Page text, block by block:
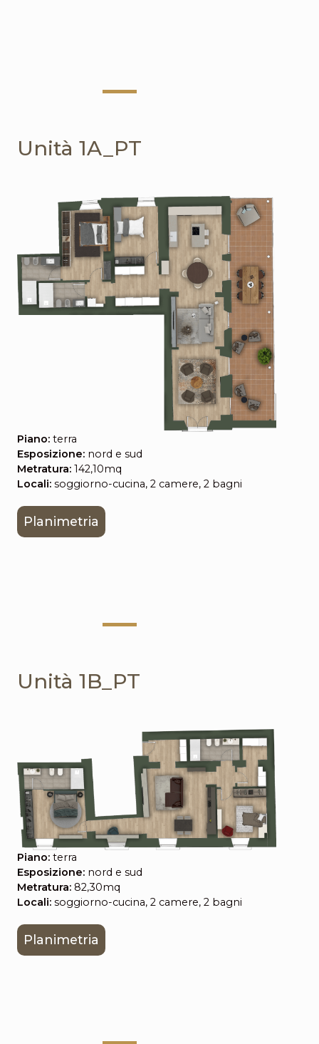
Unità 1A_PT
Piano: terra
Esposizione: nord e sud
Metratura: 142,10mq
Locali: soggiorno-cucina, 2 camere, 2 bagni
Planimetria
Unità 1B_PT
Piano: terra
Esposizione: nord e sud
Metratura: 82,30mq
Locali: soggiorno-cucina, 2 camere, 2 bagni
Planimetria